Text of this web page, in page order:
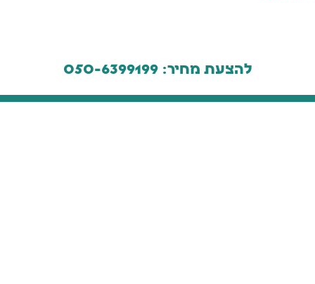
להצעת מחיר: 050-6399199